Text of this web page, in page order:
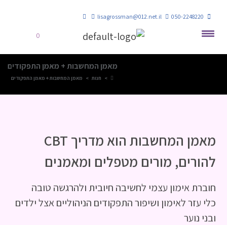
050-2248220
lisagrossman@012.net.il
0
מאמן המחשבות + מאמן התפקודים
> חנות > מאמן המחשבות + מאמן התפקודים
מאמן המחשבות הוא מדריך CBT
להורים, מורים מטפלים ומאמנים
חוברת אימון עצמי לחשיבה חיובית ולהרגשה טובה
כלי עזר לאימון ושיפור התפקודים הניהוליים אצל ילדים
ובני נוער